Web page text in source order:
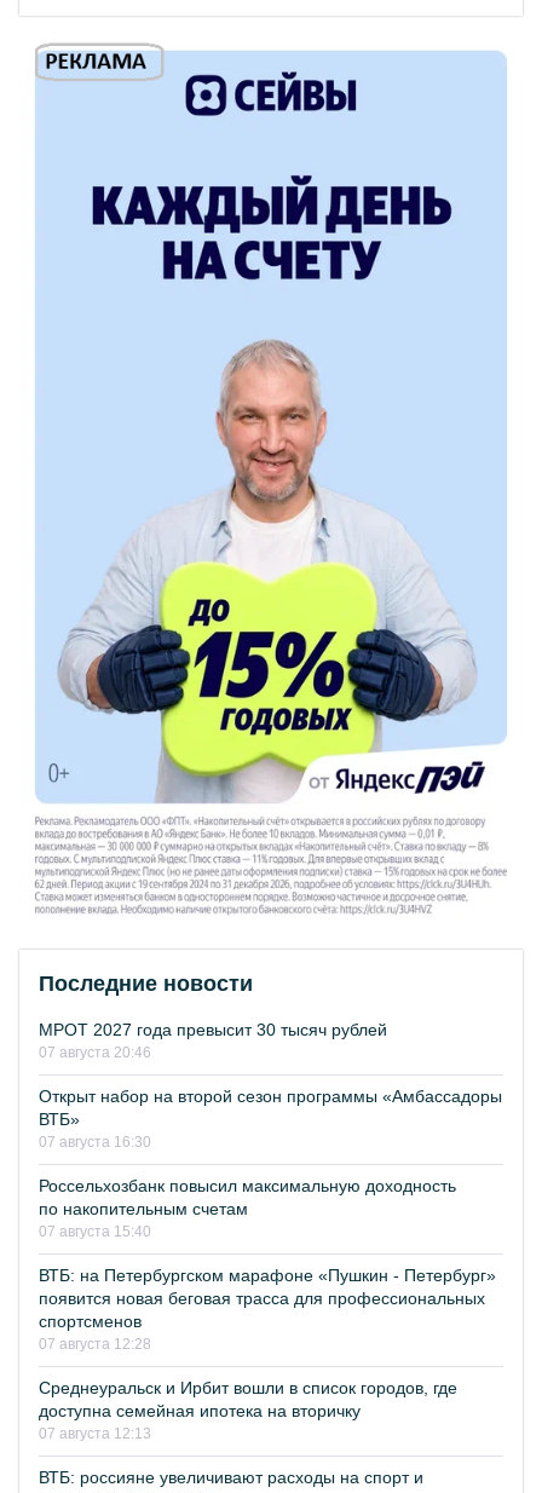
Последние новости
МРОТ 2027 года превысит 30 тысяч рублей
07 августа 20:46
Открыт набор на второй сезон программы «Амбассадоры
ВТБ»
07 августа 16:30
Россельхозбанк повысил максимальную доходность
по накопительным счетам
07 августа 15:40
ВТБ: на Петербургском марафоне «Пушкин - Петербург»
появится новая беговая трасса для профессиональных
спортсменов
07 августа 12:28
Среднеуральск и Ирбит вошли в список городов, где
доступна семейная ипотека на вторичку
07 августа 12:13
ВТБ: россияне увеличивают расходы на спорт и